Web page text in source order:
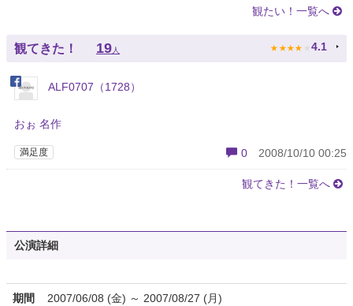
観たい！一覧へ
観てきた！ 19 人 ★ ★ ★ ★ ★ 4.1
ALF0707（1728）
おぉ 名作
満足度 0 2008/10/10 00:25
観てきた！一覧へ
公演詳細
期間 2007/06/08 (金) ～ 2007/08/27 (月)